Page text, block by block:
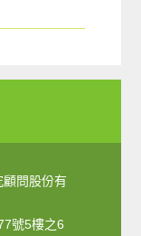
問股份有
號5樓之6